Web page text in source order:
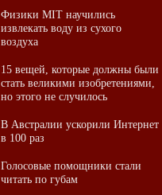
Физики MIT научились
извлекать воду из сухого
воздуха
15 вещей, которые должны были
стать великими изобретениями,
но этого не случилось
В Австралии ускорили Интернет
в 100 раз
Голосовые помощники стали
читать по губам